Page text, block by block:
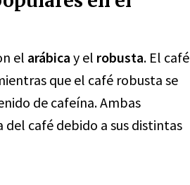
el arábica y el robusta. El café
que el café robusta se
de cafeína. Ambas
café debido a sus distintas